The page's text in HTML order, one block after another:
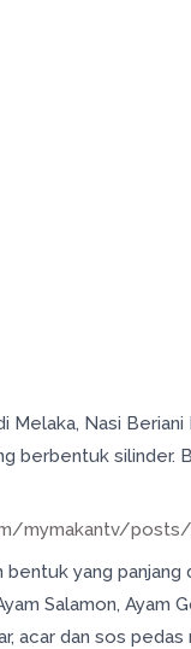
Melaka, Nasi
berbentuk
mymakantv/posts/
yang
Salamon, Ayam
acar dan sos